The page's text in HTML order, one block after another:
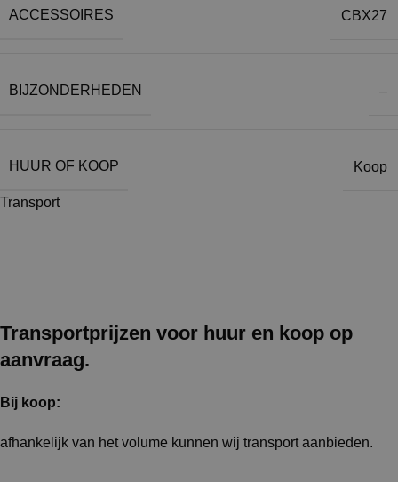
ACCESSOIRES CBX27
BIJZONDERHEDEN –
HUUR OF KOOP Koop
Transport
Transportprijzen voor huur en koop op
aanvraag.
Bij koop:
afhankelijk van het volume kunnen wij transport aanbieden.